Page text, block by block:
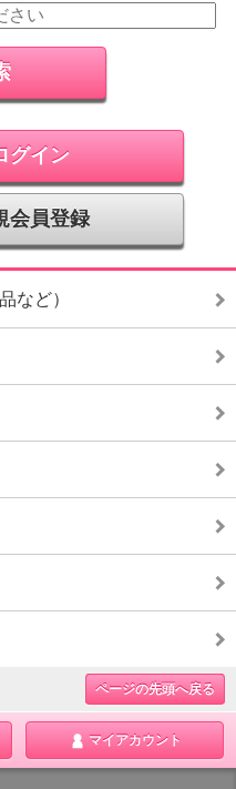
グイン
会員登録
など）
ページの先頭へ戻る
マイアカウント